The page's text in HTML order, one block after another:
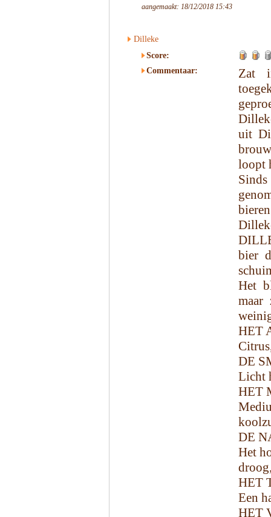
aangemaakt: 18/12/2018 15:43
Dilleke
Score:
Commentaar:
Zat
uit
loopt
bier
Het
HET
DE
Licht
HET
DE
Het
HET
Een
HET